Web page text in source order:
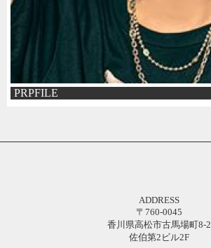
PRPFILE
ADDRESS
〒760-0045
香川県高松市古馬場町8-2
佐伯第2ビル2F